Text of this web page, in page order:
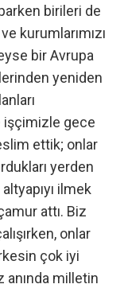
birileri de
ve kurumlarımızı
bir Avrupa
yeniden
işçimizle gece
ettik; onlar
yerden
ilmek
attı. Biz
onlar
çok iyi
anında milletin